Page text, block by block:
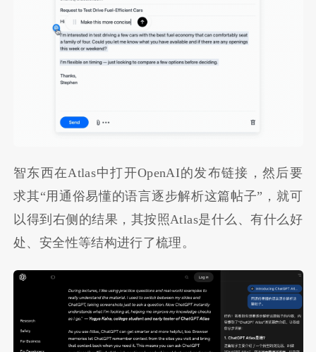
智东西在Atlas中打开OpenAI的发布链接，然后要
求其“用通俗易懂的语言逐步解析这篇帖子”，就可
以得到右侧的结果，其按照Atlas是什么、有什么好
处、安全性等结构进行了梳理。